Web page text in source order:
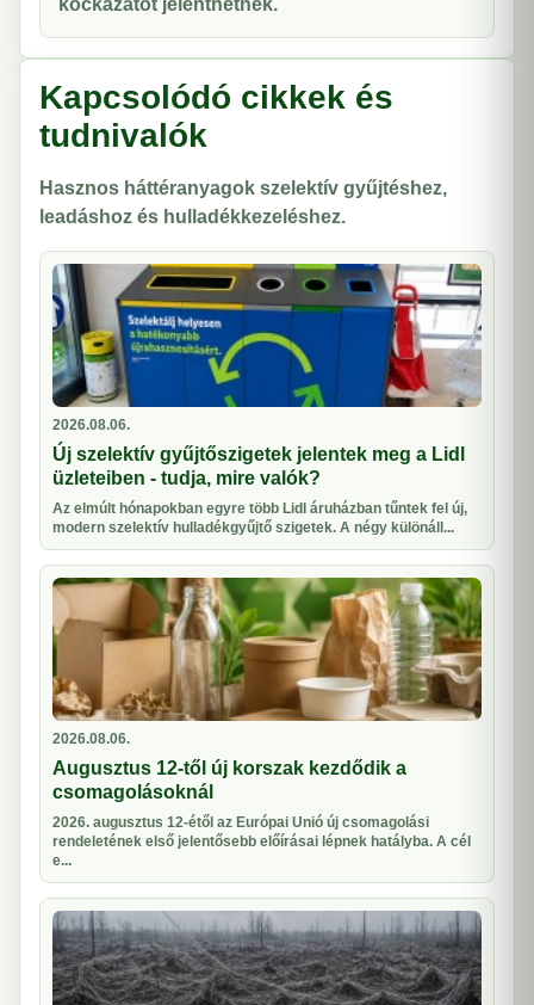
kockázatot jelenthetnek.
Kapcsolódó cikkek és
tudnivalók
Hasznos háttéranyagok szelektív gyűjtéshez,
leadáshoz és hulladékkezeléshez.
2026.08.06.
Új szelektív gyűjtőszigetek jelentek meg a Lidl
üzleteiben - tudja, mire valók?
Az elmúlt hónapokban egyre több Lidl áruházban tűntek fel új,
modern szelektív hulladékgyűjtő szigetek. A négy különáll...
2026.08.06.
Augusztus 12-től új korszak kezdődik a
csomagolásoknál
2026. augusztus 12-étől az Európai Unió új csomagolási
rendeletének első jelentősebb előírásai lépnek hatályba. A cél
e...